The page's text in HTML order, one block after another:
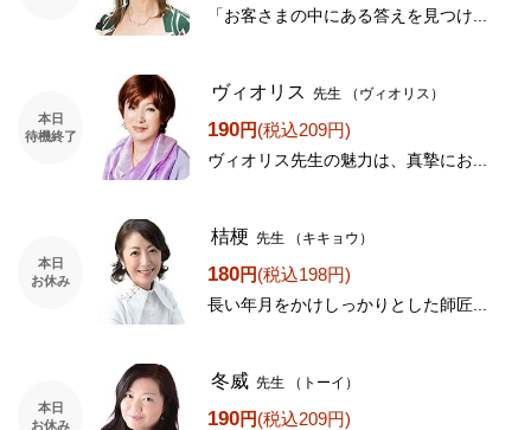
「お客さまの中にある答えを見つけ...
本日
待機終了
ヴィオリス 先生 （ヴィオリス）
190円(税込209円)
ヴィオリス先生の魅力は、真摯にお...
本日
お休み
桔梗 先生 （キキョウ）
180円(税込198円)
長い年月をかけしっかりとした師匠...
本日
お休み
冬威 先生 （トーイ）
190円(税込209円)